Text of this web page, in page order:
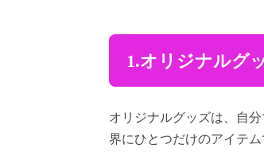
1.オリジナルグ
オリジナルグッズは、自
界にひとつだけのアイテ